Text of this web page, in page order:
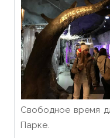
Свободное время
Парке.